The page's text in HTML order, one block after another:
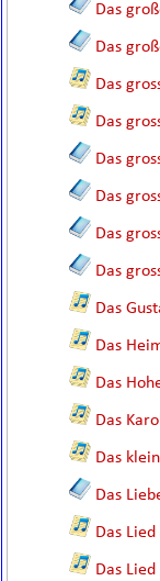
Das
Das
Das
Das
Das
Das
Das
Das
Das
Das
Das
Das
Das
Das
Das
Das